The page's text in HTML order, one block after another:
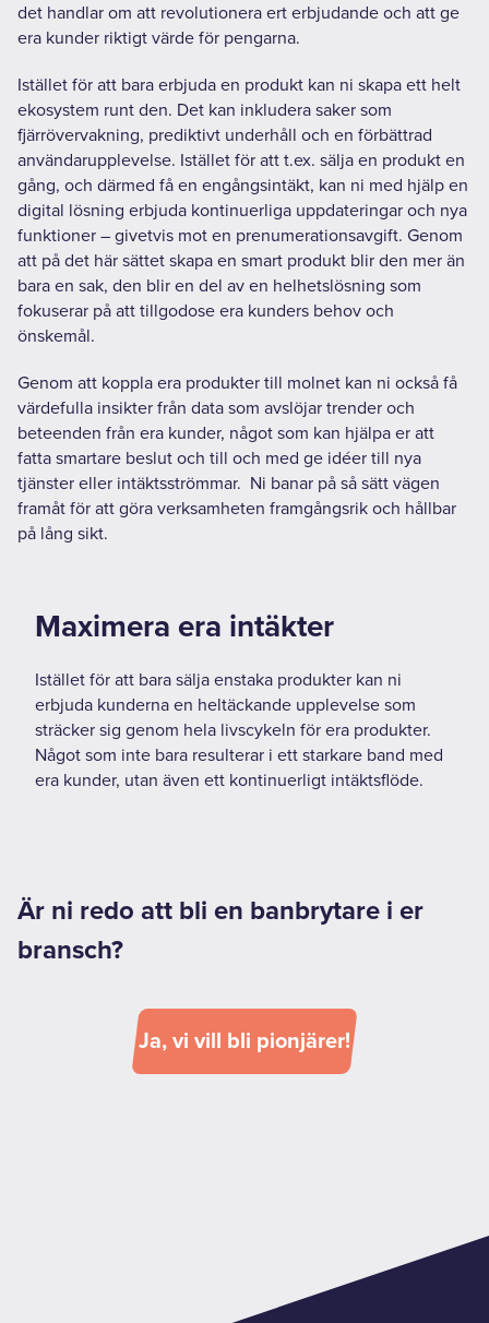
det handlar om att revolutionera ert erbjudande och att ge
era kunder riktigt värde för pengarna.
Istället för att bara erbjuda en produkt kan ni skapa ett helt
ekosystem runt den. Det kan inkludera saker som
fjärrövervakning, prediktivt underhåll och en förbättrad
användarupplevelse. Istället för att t.ex. sälja en produkt en
gång, och därmed få en engångsintäkt, kan ni med hjälp en
digital lösning erbjuda kontinuerliga uppdateringar och nya
funktioner – givetvis mot en prenumerationsavgift. Genom
att på det här sättet skapa en smart produkt blir den mer än
bara en sak, den blir en del av en helhetslösning som
fokuserar på att tillgodose era kunders behov och
önskemål.
Genom att koppla era produkter till molnet kan ni också få
värdefulla insikter från data som avslöjar trender och
beteenden från era kunder, något som kan hjälpa er att
fatta smartare beslut och till och med ge idéer till nya
tjänster eller intäktsströmmar. Ni banar på så sätt vägen
framåt för att göra verksamheten framgångsrik och hållbar
på lång sikt.
Maximera era intäkter
Istället för att bara sälja enstaka produkter kan ni
erbjuda kunderna en heltäckande upplevelse som
sträcker sig genom hela livscykeln för era produkter.
Något som inte bara resulterar i ett starkare band med
era kunder, utan även ett kontinuerligt intäktsflöde.
Är ni redo att bli en banbrytare i er
bransch?
Ja, vi vill bli pionjärer!